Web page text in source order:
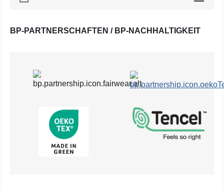
BP-PARTNERSCHAFTEN / BP-NACHHALTIGKEIT